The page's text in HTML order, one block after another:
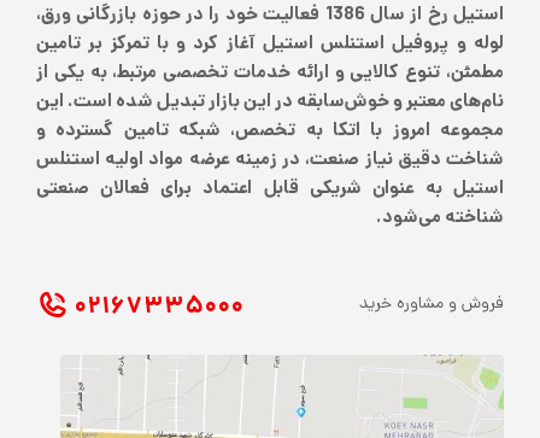
استیل رخ از سال 1386 فعالیت خود را در حوزه بازرگانی ورق،
لوله و پروفیل استنلس استیل آغاز کرد و با تمرکز بر تامین
مطمئن، تنوع کالایی و ارائه خدمات تخصصی مرتبط، به یکی از
نام‌های معتبر و خوش‌سابقه در این بازار تبدیل شده است. این
مجموعه امروز با اتکا به تخصص، شبکه تامین گسترده و
شناخت دقیق نیاز صنعت، در زمینه عرضه مواد اولیه استنلس
استیل به عنوان شریکی قابل اعتماد برای فعالان صنعتی
شناخته می‌شود.
فروش و مشاوره خرید ۰۲۱ ۶۷۳۳۵۰۰۰